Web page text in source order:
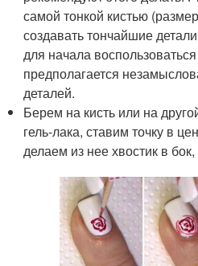
самой тонкой кистью
создавать тончайшие
для начала
предполагается
деталей.
Берем на кисть или на
гель-лака, ставим точку в
делаем из нее хвостик в бок,